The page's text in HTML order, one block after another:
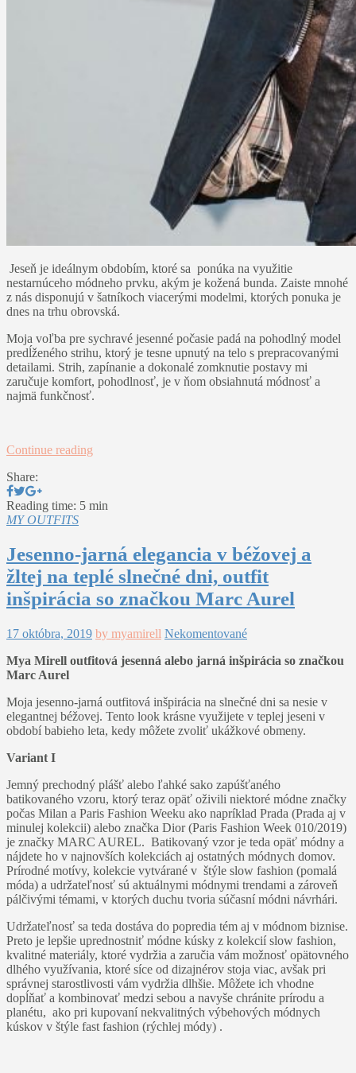
Jeseň je ideálnym obdobím, ktoré sa ponúka na využitie
nestarnúceho módneho prvku, akým je kožená bunda. Zaiste mnohé
z nás disponujú v šatníkoch viacerými modelmi, ktorých ponuka je
dnes na trhu obrovská.
Moja voľba pre sychravé jesenné počasie padá na pohodlný model
predĺženého strihu, ktorý je tesne upnutý na telo s prepracovanými
detailami. Strih, zapínanie a dokonalé zomknutie postavy mi
zaručuje komfort, pohodlnosť, je v ňom obsiahnutá módnosť a
najmä funkčnosť.
Continue reading
Share:
Reading time: 5 min
MY OUTFITS
Jesenno-jarná elegancia v béžovej a
žltej na teplé slnečné dni, outfit
inšpirácia so značkou Marc Aurel
17 októbra, 2019 by myamirell Nekomentované
Mya Mirell outfitová jesenná alebo jarná inšpirácia so značkou
Marc Aurel
Moja jesenno-jarná outfitová inšpirácia na slnečné dni sa nesie v
elegantnej béžovej. Tento look krásne využijete v teplej jeseni v
období babieho leta, kedy môžete zvoliť ukážkové obmeny.
Variant I
Jemný prechodný plášť alebo ľahké sako zapúšťaného
batikovaného vzoru, ktorý teraz opäť oživili niektoré módne značky
počas Milan a Paris Fashion Weeku ako napríklad Prada (Prada aj v
minulej kolekcii) alebo značka Dior (Paris Fashion Week 010/2019)
je značky MARC AUREL. Batikovaný vzor je teda opäť módny a
nájdete ho v najnovších kolekciách aj ostatných módnych domov.
Prírodné motívy, kolekcie vytvárané v štýle slow fashion (pomalá
móda) a udržateľnosť sú aktuálnymi módnymi trendami a zároveň
pálčivými témami, v ktorých duchu tvoria súčasní módni návrhári.
Udržateľnosť sa teda dostáva do popredia tém aj v módnom biznise.
Preto je lepšie uprednostniť módne kúsky z kolekcií slow fashion,
kvalitné materiály, ktoré vydržia a zaručia vám možnosť opätovného
dlhého využívania, ktoré síce od dizajnérov stoja viac, avšak pri
správnej starostlivosti vám vydržia dlhšie. Môžete ich vhodne
dopĺňať a kombinovať medzi sebou a navyše chránite prírodu a
planétu, ako pri kupovaní nekvalitných výbehových módnych
kúskov v štýle fast fashion (rýchlej módy) .